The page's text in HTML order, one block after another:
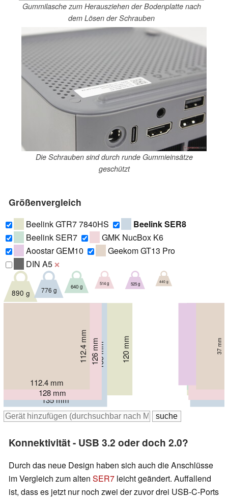
Gummilasche zum Herausziehen der Bodenplatte nach
dem Lösen der Schrauben
Die Schrauben sind durch runde Gummieinsätze
geschützt
Größenvergleich
Beelink GTR7 7840HS
Beelink SER8
Beelink SER7
GMK NucBox K6
Aoostar GEM10
Geekom GT13 Pro
DIN A5 ❌
168 mm
120 mm 48.8 mm
890 g
135 mm
135 mm 44.7 mm
776 g
126 mm
113 mm 49 mm
640 g
128 mm
126 mm 47 mm
514 g
107 mm
107 mm 60 mm
525 g
112.4 mm
112.4 mm 37 mm
440 g
Konnektivität - USB 3.2 oder doch 2.0?
Durch das neue Design haben sich auch die Anschlüsse
im Vergleich zum alten SER7 leicht geändert. Auffallend
ist, dass es jetzt nur noch zwei der zuvor drei USB-C-Ports